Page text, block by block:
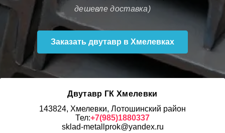
дешевле доставка)
Заказать двутавр в Хмелевках
Двутавр ГК Хмелевки
143824, Хмелевки, Лотошинский район
Тел:+7(985)1880337
sklad-metallprok@yandex.ru